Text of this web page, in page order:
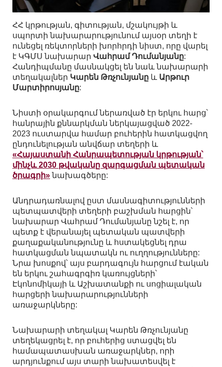
ՀՀ կրթության, գիտության, մշակույթի և
սպորտի նախարարությունում այսօր տեղի է
ունեցել ռեկտորների խորհրդի նիստ, որը վարել
է ԿԳՄՍ նախարար Վահրամ Դումանյանը:
Հանդիպմանը մասնակցել են նաև նախարարի
տեղակալներ Կարեն Թռչունյանը և Արթուր
Մարտիրոսյանը:
Նիստի օրակարգում ներառված էր երկու հարց՝
հանրային քննարկման ներկայացված 2022-
2023 ուստարվա համար բուհերին հատկացվող
ընդունելության անվճար տեղերի և
«Հայաստանի Հանրապետության կրթության՝
մինչև 2030 թվականը զարգացման պետական
ծրագրի»նախագծերը:
Անդրադառնալով ըստ մասնագիտությունների
պետպատվերի տեղերի բաշխման հարցին՝
նախարար Վահրամ Դումանյանը նշել է, որ
պետք է վերանայել պետական պատվերի
քաղաքականությունը և հստակեցնել դրա
հատկացման նպատակն ու ուղղությունները:
Նրա խոսքով՝ այս բարդագույն հարցում էական
են երկու շահագրգիռ կառույցների՝
Էկոնոմիկայի և Աշխատանքի ու սոցիալական
հարցերի նախարարությունների
առաջարկները:
Նախարարի տեղակալ Կարեն Թռչունյանը
տեղեկացրել է, որ բուհերից ստացվել են
համապատասխան առաջարկներ, որի
արդյունքում այս տարի նախատեսվել է